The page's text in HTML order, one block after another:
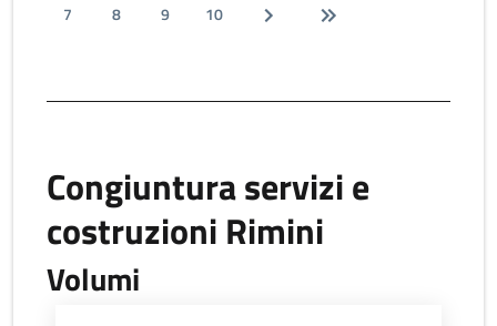
7
8 9 10
Congiuntura servizi e
costruzioni Rimini
Volumi